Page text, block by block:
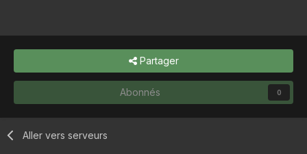
Partager
Abonnés 0
Aller vers serveurs